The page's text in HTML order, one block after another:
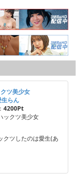
ツ美少女
らん
4200Pt
ックツ美少女
クツしたのは愛生(あ